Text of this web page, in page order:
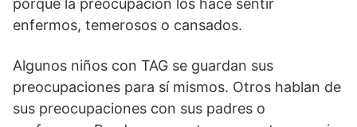
porque la preocupación los hace sentir
enfermos, temerosos o cansados.
Algunos niños con TAG se guardan sus
preocupaciones para sí mismos. Otros hablan de
sus preocupaciones con sus padres o